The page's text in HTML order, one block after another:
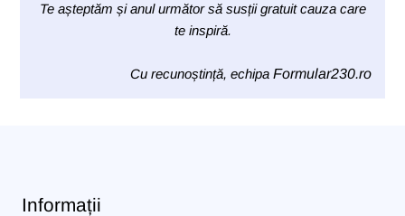
Te așteptăm și anul următor să susții gratuit cauza care
te inspiră.
Cu recunoștință, echipa Formular230.ro
Informații